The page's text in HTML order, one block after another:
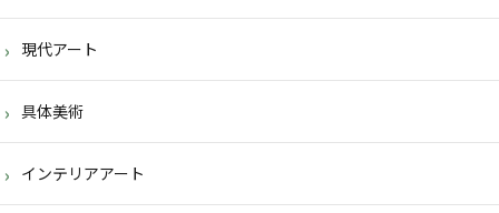
現代アート
具体美術
インテリアアート